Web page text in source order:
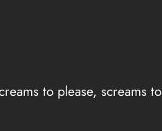
to please, screams